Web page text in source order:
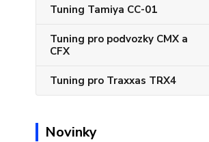
Tuning Tamiya CC-01
Tuning pro podvozky CMX a
CFX
Tuning pro Traxxas TRX4
Novinky